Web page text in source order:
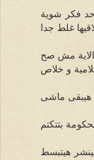
فكر شوية
غلط جدا
الاية مش صح
و خلاص
هيبقى ماشى
بتتكتم
هيتبسط